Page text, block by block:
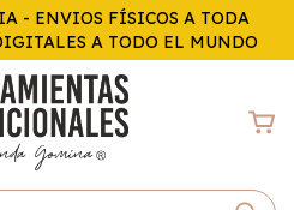
- ENVIOS FÍSICOS A TODA
A TODO EL MUNDO